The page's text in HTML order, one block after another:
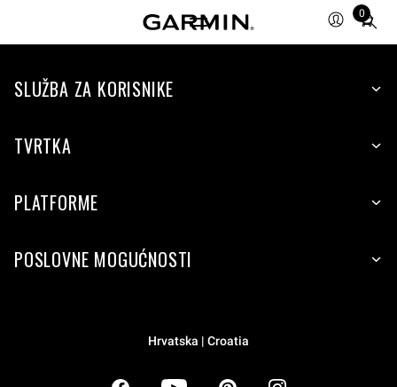
0
Total
items
cart:
SLUŽBA ZA KORISNIKE
TVRTKA
PLATFORME
POSLOVNE MOGUĆNOSTI
Hrvatska | Croatia